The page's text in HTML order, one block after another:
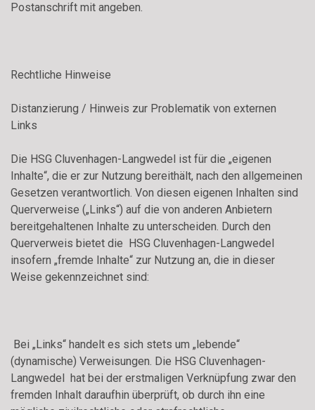
Postanschrift mit angeben.
Rechtliche Hinweise
Distanzierung / Hinweis zur Problematik von externen
Links
Die HSG Cluvenhagen-Langwedel ist für die „eigenen
Inhalte“, die er zur Nutzung bereithält, nach den allgemeinen
Gesetzen verantwortlich. Von diesen eigenen Inhalten sind
Querverweise („Links“) auf die von anderen Anbietern
bereitgehaltenen Inhalte zu unterscheiden. Durch den
Querverweis bietet die HSG Cluvenhagen-Langwedel
insofern „fremde Inhalte“ zur Nutzung an, die in dieser
Weise gekennzeichnet sind:
Bei „Links“ handelt es sich stets um „lebende“
(dynamische) Verweisungen. Die HSG Cluvenhagen-
Langwedel hat bei der erstmaligen Verknüpfung zwar den
fremden Inhalt daraufhin überprüft, ob durch ihn eine